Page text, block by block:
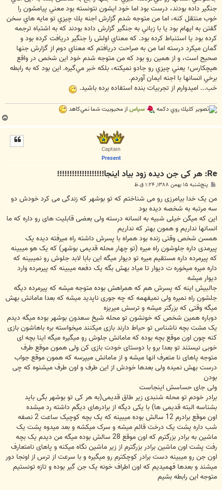
جنگير داده بودند، درست بود اما خود ايشون نتونسته بود معني پيامشون را
خوب منتقل كنه، اما من متوجه شدم گزارش اجنه يك چيزي تو مايه هاي سخن
گفتن به ايهام بود يا با زباني به جنگير گزارش داده بودند كه به اشتباه ترجمه
كرده بود يا استنباط كرده بود. كه معناي اولش را جنگير دريافت كرده بود و
گمان ميكرد درسته اما من به صراحت دريافتم كه معناي دوم از گزارش جنها
صحيح است، و از همين رو بود كه من متوجه شدم خود اين شخص در واقع
هيچكارس؛ يعني چيزي رو جادو نميكنه، بلكه خبر مي‌گيره. اين بود كه به رابطه
برخي انسانها با اجنه ايمان آوردم.
خب... اميدوارم از تجربيات بنده استفاده برده باشيد.
كليك روي دكمه سپاساز محبوبيت شما نمي‌كاهد
ب
ا
Captain
Present
Re: هر کی جن دیده زود بیاد اینجا!!!!!!!!!!!!!!!!!!!
پ
ت
پنج‌شنبه ۱۵ بهمن ۱۳۸۸, ۱:۲۴ ق.ظ
من یک خدا بیامرزی رو می شناختم که تو بوشهر که زندگی می کرد خودش دو
سه مرتبه به شخصه دیده بود
این که میگن خیلی شبیه به انسانه درسته ولی بعضی قابلیت های رو داره که ما
انسانها نداریم و همون بهتر که نداریم
همسن شخص وقتی زنده بود همراه با پسرش داشته راه میرفته دیده یک
پیرمدی داره جلوشون راه میره (تو چهار محله قدیمی بوشهر) که یک هو میبینه
که پیرمرده داره مستقیم میره تو دیوار میگه این بابا لابد جلوش رو نمیبینه که
داره میره میخوره ت دیوار تا میاد بهش بگه یک دفعه میبینه که پیرمرده وارد
دیوار میشه
جالبیش اینه که پسرش هم که همراهش بوده متوجه میشه که پیرمرده دیگه
جلشون راه نمیره ولی نمیفهمه که چه جوری ناپدید میشه که بعدا مامانش بهش
میگه وقتی که بزرگتر میشه و ترسش میریزه
دوباره همین شخص که خونشون تو محله شیخ سعدون بوشهر بوده میگه دیدم
یک مشت بچه ناشناس تو حیاط دارند بازی میکنند میخواسته بره باهاشون بازی
کنه چون اون موقع بچه بوده که مامانش جلوش رو میگیره میگه اینا بچه ای
خوبی نیستند تو بعدا برو با دوستای خودت بازی کن ولی همون موقع طرف
متوجه پاهای نا متعرف انها میشه و از مامانش میپرسه که همون موقع جواب
درست بهش نمیده ولی بعدها خودش از این طرف و اون طرف میشنوه که چی
بودن
ولی جای حساسش اینجاست
برادر خودم تو محله شنبدی زیر طاق قدیمی(به هر کی تو بوشهر بگی باید
بشناسه البته قدیمی ها) با یکی دیگه از برادرهای دیگم داشته رد میشده
اون موقع برادرم 12 سالش بوده میبینه که یک بچه کوچیک ساعت 2 نصفه
شب داره پشت یک درخت قائم میشه و سرک میکشه و بعد میدوه پشت یک
ماشین به برادر بزرگترم که اون موقع 28 سالش بوده میگه من دیدم یک بچه
رفت پشت اون ماشین برادر بزرگترم از زیر ماشین نگاه میکنه و پاهای نامتعارف
اون جن رو میبینه دست برادر کوچکترم رو میگیره و با سرعت از ترس از اونجا دور
میشند و بعدها فهمیدیم که اون اطراف خونه یک جن گیر بوده و تازه تونستیم
متوجه این رابطه بشیم